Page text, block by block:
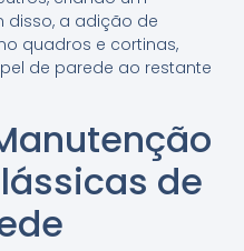
disso, a adição de
quadros e cortinas,
de parede ao restante
de